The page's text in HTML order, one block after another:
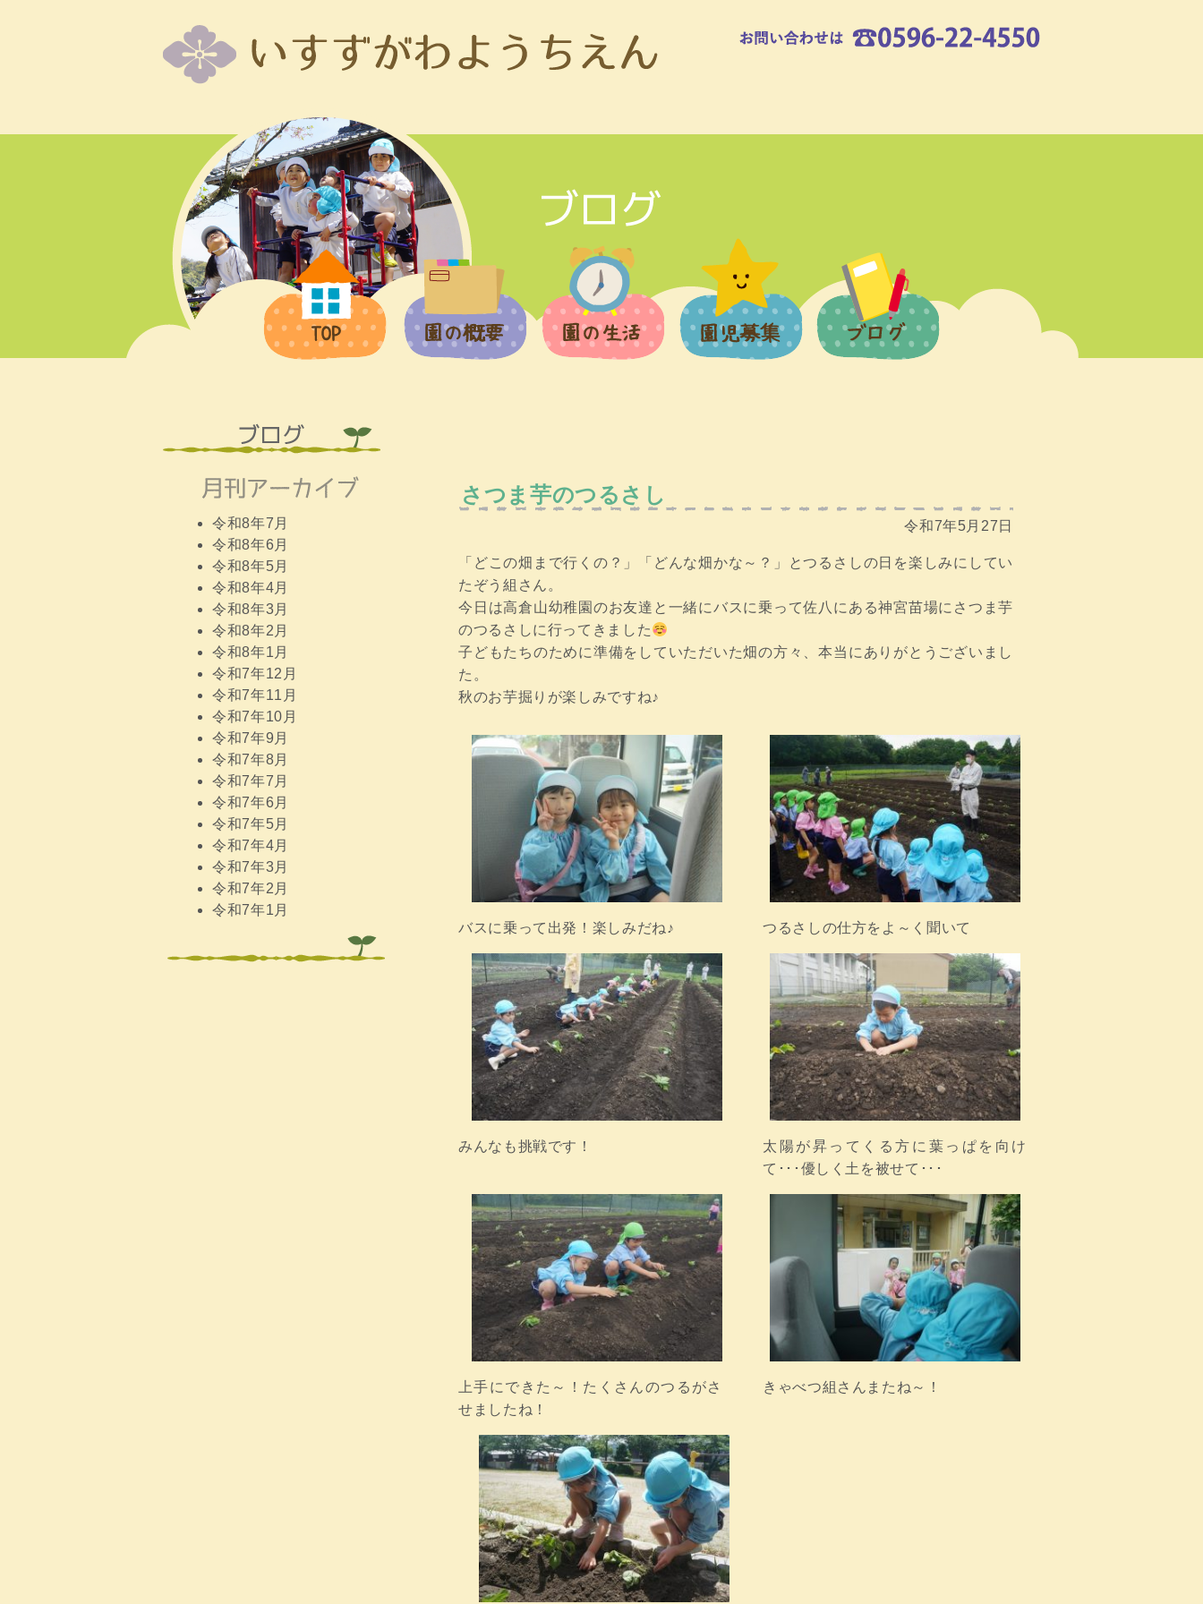
令和8年7月
令和8年6月
令和8年5月
令和8年4月
令和8年3月
令和8年2月
令和8年1月
令和7年12月
令和7年11月
令和7年10月
令和7年9月
令和7年8月
令和7年7月
令和7年6月
令和7年5月
令和7年4月
令和7年3月
令和7年2月
令和7年1月
さつま芋のつるさし
令和7年5月27日
「どこの畑まで行くの？」「どんな畑かな～？」とつるさしの日を楽しみにしてい
たぞう組さん。
今日は高倉山幼稚園のお友達と一緒にバスに乗って佐八にある神宮苗場にさつま芋
のつるさしに行ってきました
子どもたちのために準備をしていただいた畑の方々、本当にありがとうございまし
た。
秋のお芋掘りが楽しみですね♪
バスに乗って出発！楽しみだね♪ つるさしの仕方をよ～く聞いて
みんなも挑戦です！
太陽が昇ってくる方に葉っぱを向け
て･･･優しく土を被せて･･･
上手にできた～！たくさんのつるがさ
せましたね！
きゃべつ組さんまたね～！